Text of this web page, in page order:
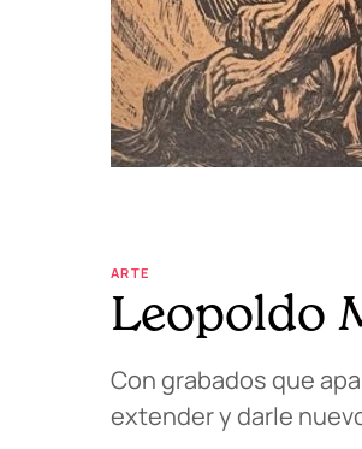
ARTE
Leopoldo
Con grabados que
extender y darle